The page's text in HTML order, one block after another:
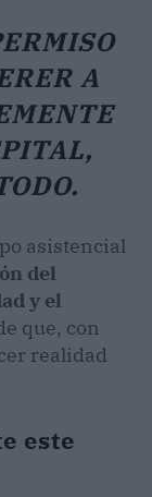
A
asistencial
del
y el
que, con
realidad
este